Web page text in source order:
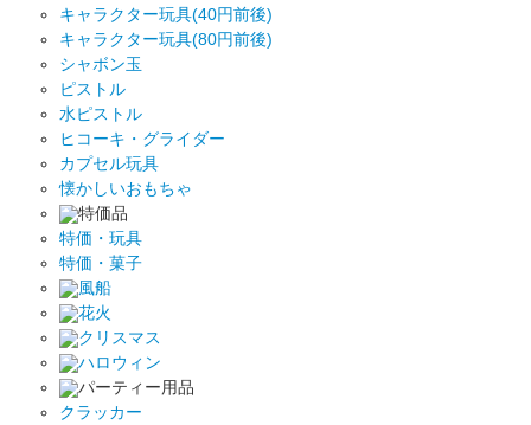
キャラクター玩具(40円前後)
キャラクター玩具(80円前後)
シャボン玉
ピストル
水ピストル
ヒコーキ・グライダー
カプセル玩具
懐かしいおもちゃ
特価品
特価・玩具
特価・菓子
風船
花火
クリスマス
ハロウィン
パーティー用品
クラッカー